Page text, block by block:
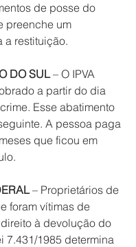
de posse do
preenche um
a restituição.
DO SUL – O IPVA
a partir do dia
Esse abatimento
A pessoa paga
que ficou em
– Proprietários de
foram vítimas de
à devolução do
7.431/1985 determina